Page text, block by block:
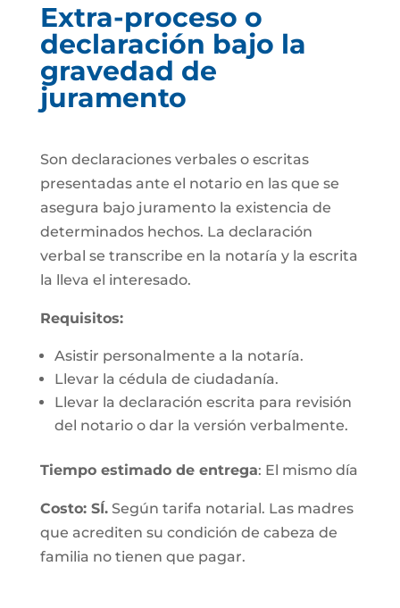
Extra-proceso o
declaración bajo la
gravedad de
juramento
Son declaraciones verbales o escritas
presentadas ante el notario en las que se
asegura bajo juramento la existencia de
determinados hechos. La declaración
verbal se transcribe en la notaría y la escrita
la lleva el interesado.
Requisitos:
Asistir personalmente a la notaría.
Llevar la cédula de ciudadanía.
Llevar la declaración escrita para revisión
del notario o dar la versión verbalmente.
Tiempo estimado de entrega: El mismo día
Costo: SÍ.Según tarifa notarial. Las madres
que acrediten su condición de cabeza de
familia no tienen que pagar.